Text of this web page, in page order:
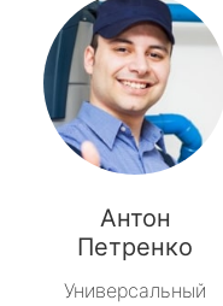
Антон
Петренко
Универсальный